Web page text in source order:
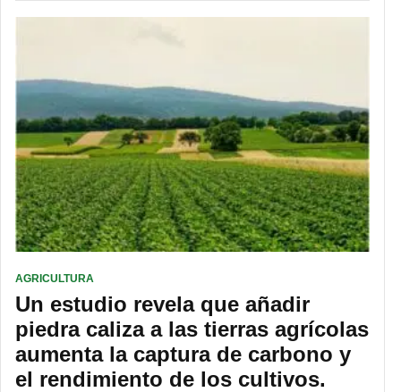
AGRICULTURA
Un estudio revela que añadir
piedra caliza a las tierras agrícolas
aumenta la captura de carbono y
el rendimiento de los cultivos.